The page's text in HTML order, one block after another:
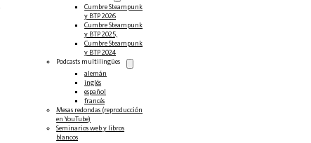
Cumbre Steampunk
y BTP 2026
Cumbre Steampunk
y BTP 2025,
Cumbre Steampunk
y BTP 2024
Podcasts multilingües
alemán
inglés
español
francés
Mesas redondas (reproducción
en YouTube)
Seminarios web y libros
blancos